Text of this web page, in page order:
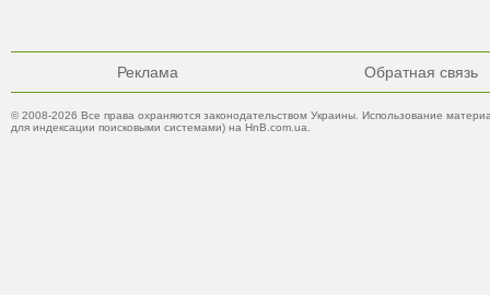
Реклама Обратная связь
© 2008-2026 Все права охраняются законодательством Украины. Использование
для индексации поисковыми системами) на HnB.com.ua.